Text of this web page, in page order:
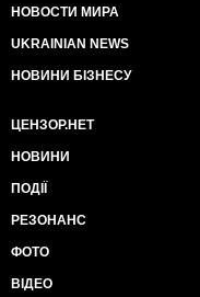
НОВОСТИ МИРА
UKRAINIAN NEWS
НОВИНИ БІЗНЕСУ
ЦЕНЗОР.НЕТ
НОВИНИ
ПОДІЇ
РЕЗОНАНС
ФОТО
ВІДЕО